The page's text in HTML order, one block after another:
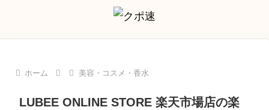
ホーム 美容・コスメ・香水
LUBEE ONLINE STORE 楽天市場店の楽